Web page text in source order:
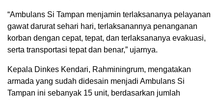
“Ambulans Si Tampan menjamin terlaksananya pelayanan
gawat darurat sehari hari, terlaksanannya penanganan
korban dengan cepat, tepat, dan terlaksananya evakuasi,
serta transportasi tepat dan benar,” ujarnya.
Kepala Dinkes Kendari, Rahminingrum, mengatakan
armada yang sudah didesain menjadi Ambulans Si
Tampan ini sebanyak 15 unit, berdasarkan jumlah